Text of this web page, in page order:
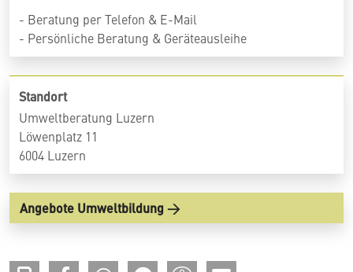
- Beratung per Telefon & E-Mail
- Persönliche Beratung & Geräteausleihe
Standort
Umweltberatung Luzern
Löwenplatz 11
6004 Luzern
Angebote Umweltbildung